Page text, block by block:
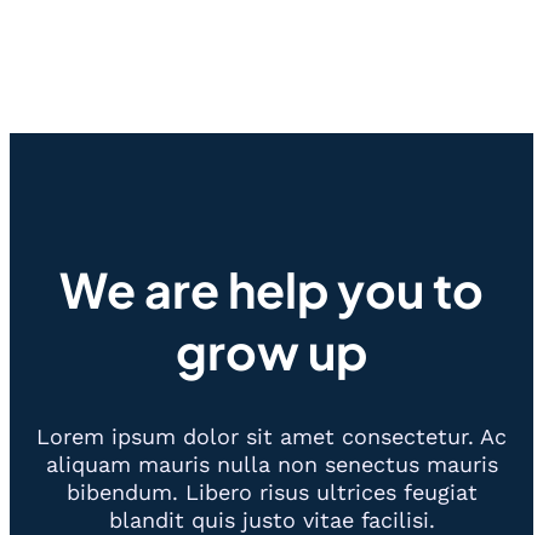
We are help you to
grow up
Lorem ipsum dolor sit amet consectetur. Ac
aliquam mauris nulla non senectus mauris
bibendum. Libero risus ultrices feugiat
blandit quis justo vitae facilisi.